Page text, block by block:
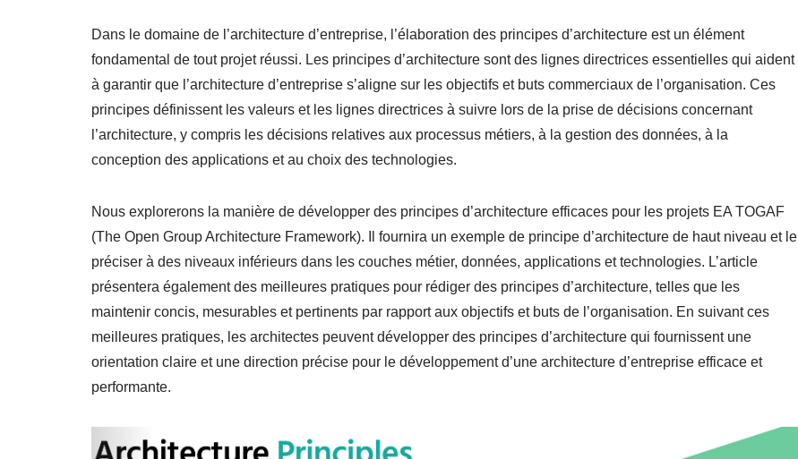
Dans le domaine de l’architecture d’entreprise, l’élaboration des principes d’architecture est un élément
fondamental de tout projet réussi. Les principes d’architecture sont des lignes directrices essentielles qui aident
à garantir que l’architecture d’entreprise s’aligne sur les objectifs et buts commerciaux de l’organisation. Ces
principes définissent les valeurs et les lignes directrices à suivre lors de la prise de décisions concernant
l’architecture, y compris les décisions relatives aux processus métiers, à la gestion des données, à la
conception des applications et au choix des technologies.
Nous explorerons la manière de développer des principes d’architecture efficaces pour les projets EA TOGAF
(The Open Group Architecture Framework). Il fournira un exemple de principe d’architecture de haut niveau et le
préciser à des niveaux inférieurs dans les couches métier, données, applications et technologies. L’article
présentera également des meilleures pratiques pour rédiger des principes d’architecture, telles que les
maintenir concis, mesurables et pertinents par rapport aux objectifs et buts de l’organisation. En suivant ces
meilleures pratiques, les architectes peuvent développer des principes d’architecture qui fournissent une
orientation claire et une direction précise pour le développement d’une architecture d’entreprise efficace et
performante.